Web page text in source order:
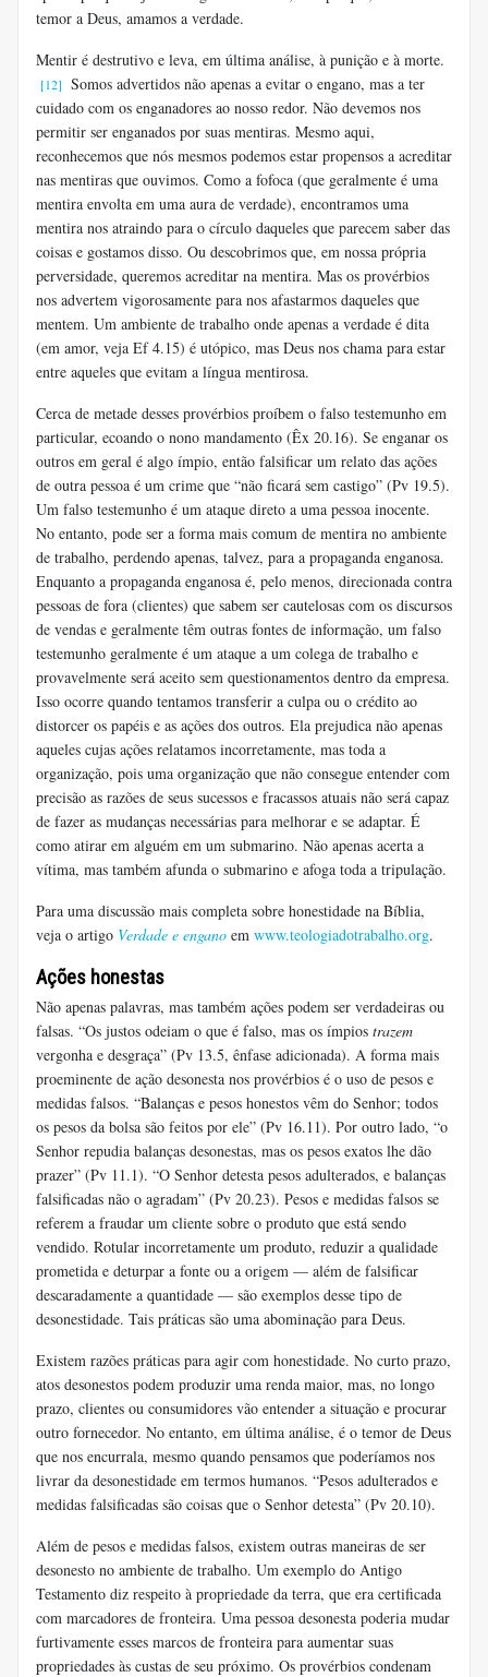
temor a Deus, amamos a verdade.
Mentir é destrutivo e leva, em última análise, à punição e à morte.
[12] Somos advertidos não apenas a evitar o engano, mas a ter
cuidado com os enganadores ao nosso redor. Não devemos nos
permitir ser enganados por suas mentiras. Mesmo aqui,
reconhecemos que nós mesmos podemos estar propensos a acreditar
nas mentiras que ouvimos. Como a fofoca (que geralmente é uma
mentira envolta em uma aura de verdade), encontramos uma
mentira nos atraindo para o círculo daqueles que parecem saber das
coisas e gostamos disso. Ou descobrimos que, em nossa própria
perversidade, queremos acreditar na mentira. Mas os provérbios
nos advertem vigorosamente para nos afastarmos daqueles que
mentem. Um ambiente de trabalho onde apenas a verdade é dita
(em amor, veja Ef 4.15) é utópico, mas Deus nos chama para estar
entre aqueles que evitam a língua mentirosa.
Cerca de metade desses provérbios proíbem o falso testemunho em
particular, ecoando o nono mandamento (Êx 20.16). Se enganar os
outros em geral é algo ímpio, então falsificar um relato das ações
de outra pessoa é um crime que “não ficará sem castigo” (Pv 19.5).
Um falso testemunho é um ataque direto a uma pessoa inocente.
No entanto, pode ser a forma mais comum de mentira no ambiente
de trabalho, perdendo apenas, talvez, para a propaganda enganosa.
Enquanto a propaganda enganosa é, pelo menos, direcionada contra
pessoas de fora (clientes) que sabem ser cautelosas com os discursos
de vendas e geralmente têm outras fontes de informação, um falso
testemunho geralmente é um ataque a um colega de trabalho e
provavelmente será aceito sem questionamentos dentro da empresa.
Isso ocorre quando tentamos transferir a culpa ou o crédito ao
distorcer os papéis e as ações dos outros. Ela prejudica não apenas
aqueles cujas ações relatamos incorretamente, mas toda a
organização, pois uma organização que não consegue entender com
precisão as razões de seus sucessos e fracassos atuais não será capaz
de fazer as mudanças necessárias para melhorar e se adaptar. É
como atirar em alguém em um submarino. Não apenas acerta a
vítima, mas também afunda o submarino e afoga toda a tripulação.
Para uma discussão mais completa sobre honestidade na Bíblia,
veja o artigo Verdade e engano em www.teologiadotrabalho.org.
Ações honestas
Não apenas palavras, mas também ações podem ser verdadeiras ou
falsas. “Os justos odeiam o que é falso, mas os ímpios trazem
vergonha e desgraça” (Pv 13.5, ênfase adicionada). A forma mais
proeminente de ação desonesta nos provérbios é o uso de pesos e
medidas falsos. “Balanças e pesos honestos vêm do Senhor; todos
os pesos da bolsa são feitos por ele” (Pv 16.11). Por outro lado, “o
Senhor repudia balanças desonestas, mas os pesos exatos lhe dão
prazer” (Pv 11.1). “O Senhor detesta pesos adulterados, e balanças
falsificadas não o agradam” (Pv 20.23). Pesos e medidas falsos se
referem a fraudar um cliente sobre o produto que está sendo
vendido. Rotular incorretamente um produto, reduzir a qualidade
prometida e deturpar a fonte ou a origem — além de falsificar
descaradamente a quantidade — são exemplos desse tipo de
desonestidade. Tais práticas são uma abominação para Deus.
Existem razões práticas para agir com honestidade. No curto prazo,
atos desonestos podem produzir uma renda maior, mas, no longo
prazo, clientes ou consumidores vão entender a situação e procurar
outro fornecedor. No entanto, em última análise, é o temor de Deus
que nos encurrala, mesmo quando pensamos que poderíamos nos
livrar da desonestidade em termos humanos. “Pesos adulterados e
medidas falsificadas são coisas que o Senhor detesta” (Pv 20.10).
Além de pesos e medidas falsos, existem outras maneiras de ser
desonesto no ambiente de trabalho. Um exemplo do Antigo
Testamento diz respeito à propriedade da terra, que era certificada
com marcadores de fronteira. Uma pessoa desonesta poderia mudar
furtivamente esses marcos de fronteira para aumentar suas
propriedades às custas de seu próximo. Os provérbios condenam